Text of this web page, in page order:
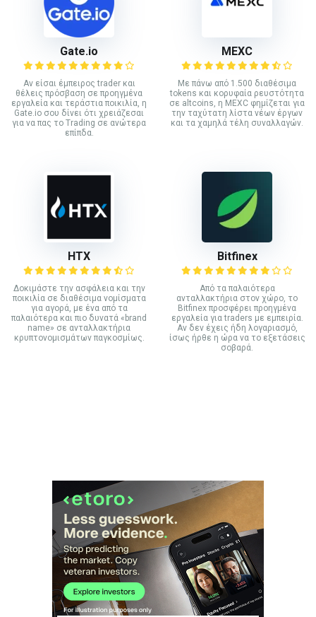
Gate.io
Αν είσαι έμπειρος trader και
θέλεις πρόσβαση σε προηγμένα
εργαλεία και τεράστια ποικιλία, η
Gate.io σου δίνει ότι χρειάζεσαι
για να πας το Trading σε ανώτερα
επίπδα.
MEXC
Με πάνω από 1.500 διαθέσιμα
tokens και κορυφαία ρευστότητα
σε altcoins, η MEXC φημίζεται για
την ταχύτατη λίστα νέων έργων
και τα χαμηλά τέλη συναλλαγών.
HTX
Δοκιμάστε την ασφάλεια και την
ποικιλία σε διαθέσιμα νομίσματα
για αγορά, με ένα από τα
παλαιότερα και πιο δυνατά «brand
name» σε ανταλλακτήρια
κρυπτονομισμάτων παγκοσμίως.
Bitfinex
Από τα παλαιότερα
ανταλλακτήρια στον χώρο, το
Bitfinex προσφέρει προηγμένα
εργαλεία για traders με εμπειρία.
Αν δεν έχεις ήδη λογαριασμό,
ίσως ήρθε η ώρα να το εξετάσεις
σοβαρά.